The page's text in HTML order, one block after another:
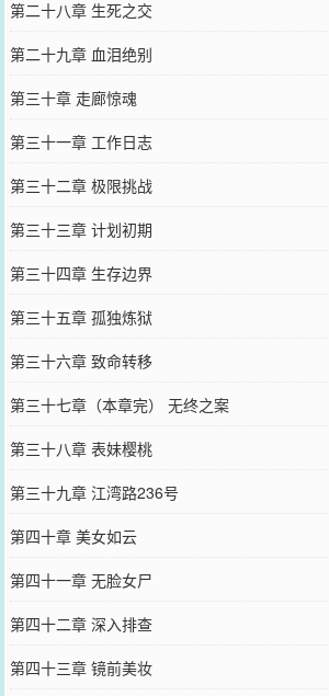
第二十八章 生死之交
第二十九章 血泪绝别
第三十章 走廊惊魂
第三十一章 工作日志
第三十二章 极限挑战
第三十三章 计划初期
第三十四章 生存边界
第三十五章 孤独炼狱
第三十六章 致命转移
第三十七章（本章完） 无终之案
第三十八章 表妹樱桃
第三十九章 江湾路236号
第四十章 美女如云
第四十一章 无脸女尸
第四十二章 深入排查
第四十三章 镜前美妆